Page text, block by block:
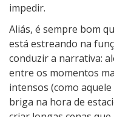
impedir.
Aliás, é sempre bom
está estreando na
conduzir a narrativa:
entre os momentos
intensos (como
briga na hora de